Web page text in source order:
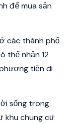
để mua sản
các thành phố
thể nhận 12
tiện di
sống trong
khu chung cư